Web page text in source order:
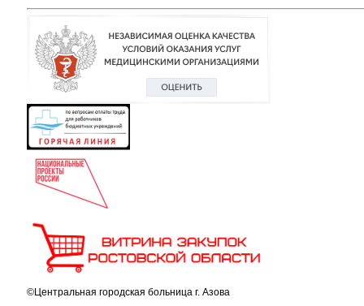
©Центральная городская больница г. Азова